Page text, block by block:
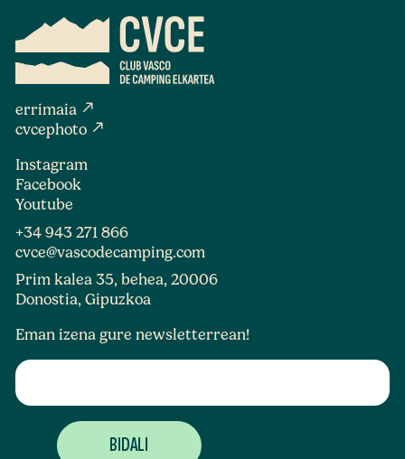
errimaia north_east
cvcephoto north_east
Instagram
Facebook
Youtube
+34 943 271 866
cvce@vascodecamping.com
Prim kalea 35, behea, 20006
Donostia, Gipuzkoa
Eman izena gure newsletterrean!